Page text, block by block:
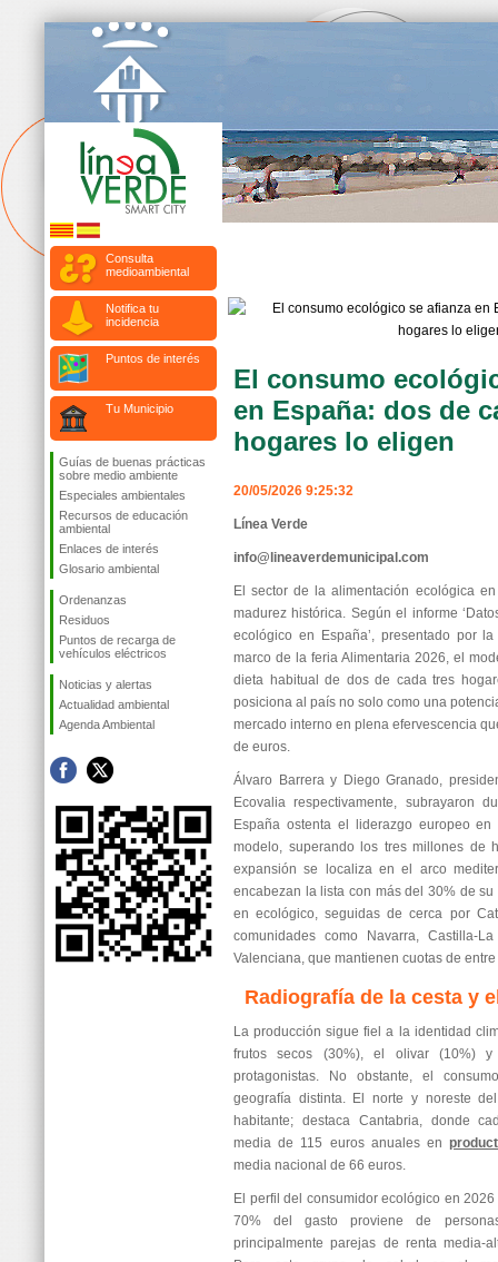
Consulta
medioambiental
Notifica tu
incidencia
Puntos de interés
Tu Municipio
Guías de buenas prácticas
sobre medio ambiente
Especiales ambientales
Recursos de educación
ambiental
Enlaces de interés
Glosario ambiental
Ordenanzas
Residuos
Puntos de recarga de
vehículos eléctricos
Noticias y alertas
Actualidad ambiental
Agenda Ambiental
El consumo
en España: dos de
hogares lo eligen
20/05/2026 9:25:32
Línea Verde
info@lineaverdemunicipal.com
El sector de la alimentación ecológica
madurez histórica. Según el informe
ecológico en España’, presentado por
marco de la feria Alimentaria 2026, el
dieta habitual de dos de cada tres
posiciona al país no solo como una
mercado interno en plena efervescencia
de euros.
Álvaro Barrera y Diego Granado,
Ecovalia respectivamente, subrayaron
España ostenta el liderazgo europeo
modelo, superando los tres millones de
expansión se localiza en el arco
encabezan la lista con más del 30% de
en ecológico, seguidas de cerca por
comunidades como Navarra, Castilla-
Valenciana, que mantienen cuotas de
Radiografía de la cesta y
La producción sigue fiel a la identidad
frutos secos (30%), el olivar (10%)
protagonistas. No obstante, el
geografía distinta. El norte y noreste
habitante; destaca Cantabria, donde
media de 115 euros anuales en
media nacional de 66 euros.
El perfil del consumidor ecológico en
70% del gasto proviene de
principalmente parejas de renta media-